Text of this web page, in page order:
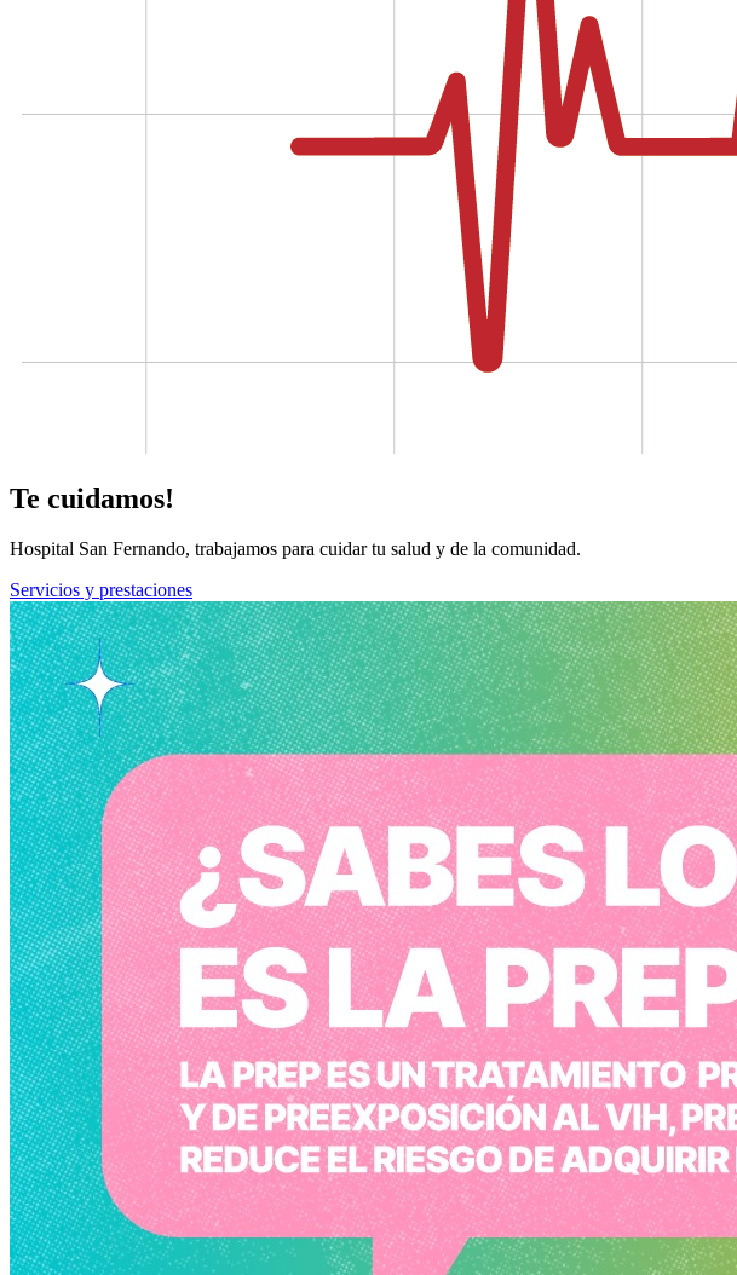
Te cuidamos!
Hospital San Fernando, trabajamos para cuidar tu salud y de la comunidad.
Servicios y prestaciones